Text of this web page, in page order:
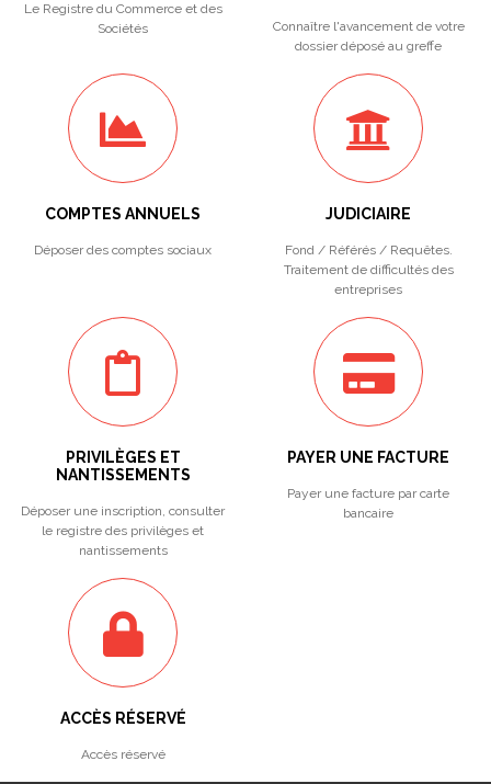
Le Registre du Commerce et des
Sociétés
Connaître l'avancement de votre
dossier déposé au greffe
COMPTES ANNUELS
Déposer des comptes sociaux
JUDICIAIRE
Fond / Référés / Requêtes.
Traitement de difficultés des
entreprises
PRIVILÈGES ET
NANTISSEMENTS
Déposer une inscription, consulter
le registre des privilèges et
nantissements
PAYER UNE FACTURE
Payer une facture par carte
bancaire
ACCÈS RÉSERVÉ
Accès réservé